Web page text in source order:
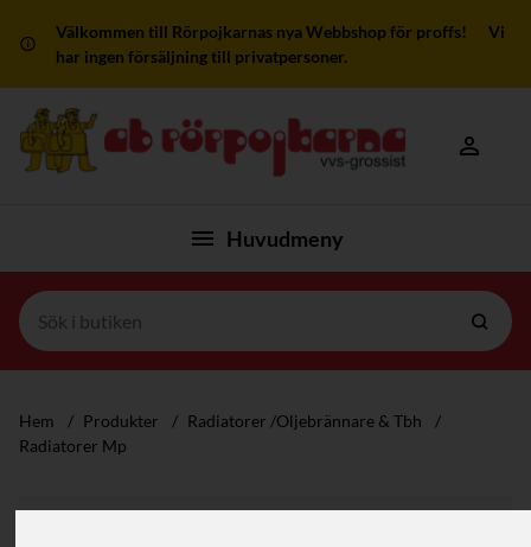
Välkommen till Rörpojkarnas nya Webbshop för proffs! Vi
har ingen försäljning till privatpersoner.
Mitt
Huvudmeny
Hem / Produkter / Radiatorer /Oljebrännare & Tbh
/
Radiatorer Mp